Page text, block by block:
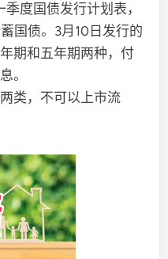
度国债发行计划表，
国债。3月10日发行的
期和五年期两种，付
。
类，不可以上市流